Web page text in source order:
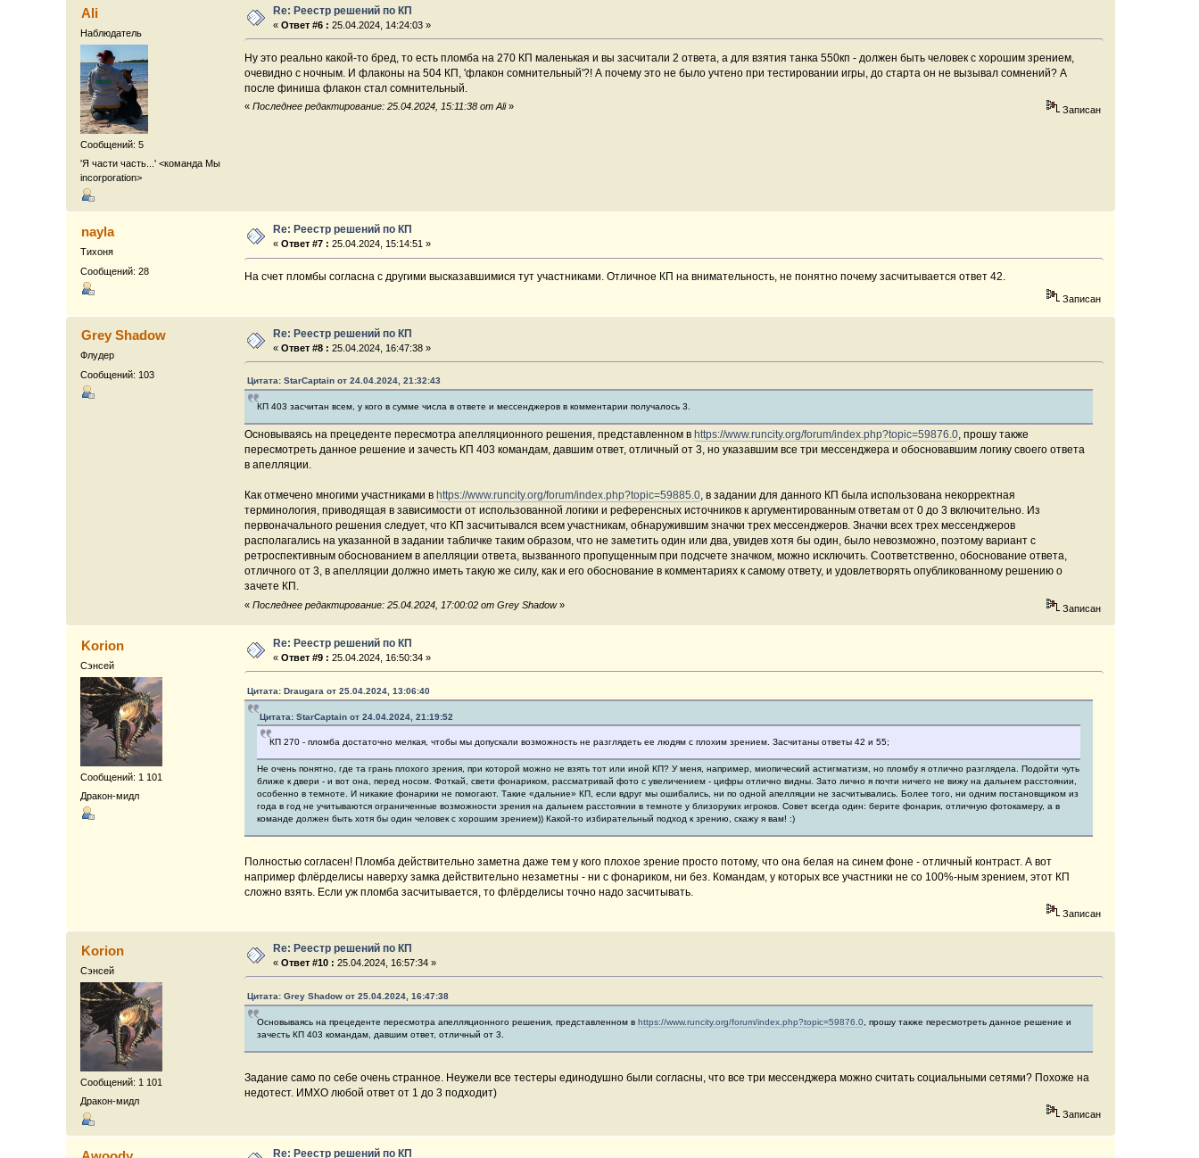
Ali
Наблюдатель
Сообщений: 5
'Я части часть...' <команда Мы
incorporation>
Re: Реестр решений по КП
«Ответ #6 : 25.04.2024, 14:24:03 »
Ну это реально какой-то бред, то есть пломба на 270 КП маленькая и вы засчитали 2 ответа, а для взятия танка 550кп - должен быть человек с хорошим зрением,
очевидно с ночным. И флаконы на 504 КП, 'флакон сомнительный'?! А почему это не было учтено при тестировании игры, до старта он не вызывал сомнений? А
после финиша флакон стал сомнительный.
«Последнее редактирование: 25.04.2024, 15:11:38 от Ali» Записан
nayla
Тихоня
Сообщений: 28
Re: Реестр решений по КП
«Ответ #7 : 25.04.2024, 15:14:51 »
На счет пломбы согласна с другими высказавшимися тут участниками. Отличное КП на внимательность, не понятно почему засчитывается ответ 42.
Записан
Grey Shadow
Флудер
Сообщений: 103
Re: Реестр решений по КП
«Ответ #8 : 25.04.2024, 16:47:38 »
Цитата: StarCaptain от 24.04.2024, 21:32:43
КП 403 засчитан всем, у кого в сумме числа в ответе и мессенджеров в комментарии получалось 3.
Основываясь на прецеденте пересмотра апелляционного решения, представленном в https://www.runcity.org/forum/index.php?topic=59876.0, прошу также
пересмотреть данное решение и зачесть КП 403 командам, давшим ответ, отличный от 3, но указавшим все три мессенджера и обосновавшим логику своего ответа
в апелляции.
Как отмечено многими участниками в https://www.runcity.org/forum/index.php?topic=59885.0, в задании для данного КП была использована некорректная
терминология, приводящая в зависимости от использованной логики и референсных источников к аргументированным ответам от 0 до 3 включительно. Из
первоначального решения следует, что КП засчитывался всем участникам, обнаружившим значки трех мессенджеров. Значки всех трех мессенджеров
располагались на указанной в задании табличке таким образом, что не заметить один или два, увидев хотя бы один, было невозможно, поэтому вариант с
ретроспективным обоснованием в апелляции ответа, вызванного пропущенным при подсчете значком, можно исключить. Соответственно, обоснование ответа,
отличного от 3, в апелляции должно иметь такую же силу, как и его обоснование в комментариях к самому ответу, и удовлетворять опубликованному решению о
зачете КП.
«Последнее редактирование: 25.04.2024, 17:00:02 от Grey Shadow» Записан
Korion
Сэнсей
Сообщений: 1 101
Дракон-мидл
Re: Реестр решений по КП
«Ответ #9 : 25.04.2024, 16:50:34 »
Цитата: Draugara от 25.04.2024, 13:06:40
Цитата: StarCaptain от 24.04.2024, 21:19:52
КП 270 - пломба достаточно мелкая, чтобы мы допускали возможность не разглядеть ее людям с плохим зрением. Засчитаны ответы 42 и 55;
Не очень понятно, где та грань плохого зрения, при которой можно не взять тот или иной КП? У меня, например, миопический астигматизм, но пломбу я отлично разглядела. Подойти чуть
ближе к двери - и вот она, перед носом. Фоткай, свети фонариком, рассматривай фото с увеличением - цифры отлично видны. Зато лично я почти ничего не вижу на дальнем расстоянии,
особенно в темноте. И никакие фонарики не помогают. Такие «дальние» КП, если вдруг мы ошибались, ни по одной апелляции не засчитывались. Более того, ни одним постановщиком из
года в год не учитываются ограниченные возможности зрения на дальнем расстоянии в темноте у близоруких игроков. Совет всегда один: берите фонарик, отличную фотокамеру, а в
команде должен быть хотя бы один человек с хорошим зрением)) Какой-то избирательный подход к зрению, скажу я вам! :)
Полностью согласен! Пломба действительно заметна даже тем у кого плохое зрение просто потому, что она белая на синем фоне - отличный контраст. А вот
например флёрделисы наверху замка действительно незаметны - ни с фонариком, ни без. Командам, у которых все участники не со 100%-ным зрением, этот КП
сложно взять. Если уж пломба засчитывается, то флёрделисы точно надо засчитывать.
Записан
Korion
Сэнсей
Сообщений: 1 101
Дракон-мидл
Re: Реестр решений по КП
«Ответ #10 : 25.04.2024, 16:57:34 »
Цитата: Grey Shadow от 25.04.2024, 16:47:38
Основываясь на прецеденте пересмотра апелляционного решения, представленном вhttps://www.runcity.org/forum/index.php?topic=59876.0 , прошу также пересмотреть данное решение и
зачесть КП 403 командам, давшим ответ, отличный от 3.
Задание само по себе очень странное. Неужели все тестеры единодушно были согласны, что все три мессенджера можно считать социальными сетями? Похоже на
недотест. ИМХО любой ответ от 1 до 3 подходит)
Записан
Re: Реестр решений по КП